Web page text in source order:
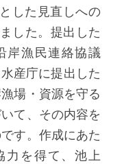
した見直しへの
した。提出した
岸漁民連絡協議
産庁に提出した
場・資源を守る
て、その内容を
す。作成にあた
力を得て、池上